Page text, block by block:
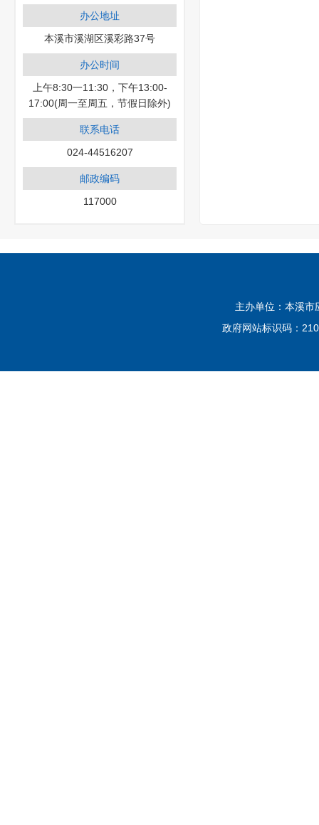
办公地址
本溪市溪湖区溪彩路37号
办公时间
上午8:30一11:30，下午13:00-
17:00(周一至周五，节假日除外)
联系电话
024-44516207
邮政编码
117000
主办单位：本溪
政府网站标识码：